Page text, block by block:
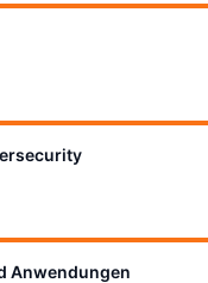
Anwendungen